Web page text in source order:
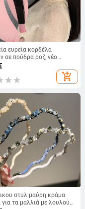
ευρεία κορδέλα
σε πούδρα ροζ, νέο
2025, γλυκό στυλ,
add_shopping_cart
στυλ μαύρη κράμα
τα μαλλιά με λουλούδι